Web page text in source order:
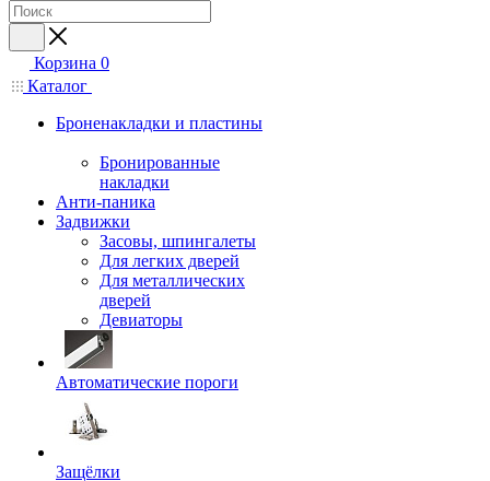
Корзина 0
Каталог
Броненакладки и пластины
Бронированные
накладки
Анти-паника
Задвижки
Засовы, шпингалеты
Для легких дверей
Для металлических
дверей
Девиаторы
Автоматические пороги
Защёлки